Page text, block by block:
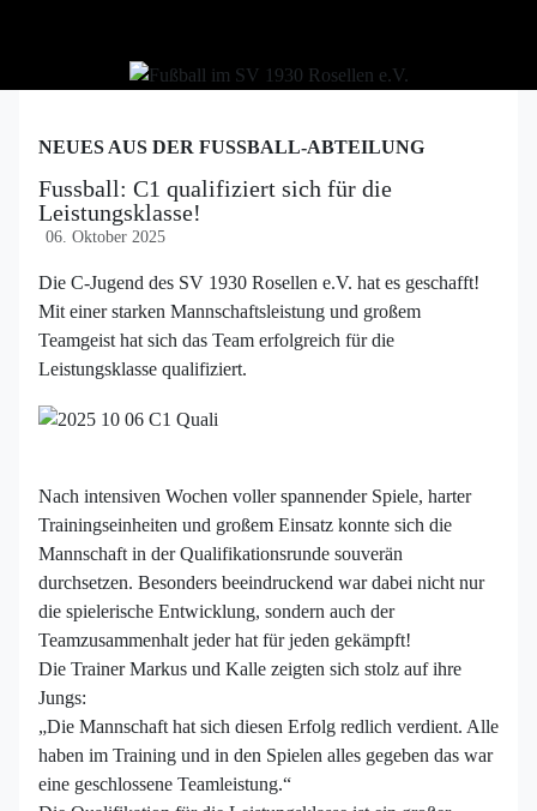
NEUES AUS DER FUSSBALL-ABTEILUNG
Fussball: C1 qualifiziert sich für die
Leistungsklasse!
06. Oktober 2025
Die C-Jugend des SV 1930 Rosellen e.V. hat es geschafft!
Mit einer starken Mannschaftsleistung und großem
Teamgeist hat sich das Team erfolgreich für die
Leistungsklasse qualifiziert.
Nach intensiven Wochen voller spannender Spiele, harter
Trainingseinheiten und großem Einsatz konnte sich die
Mannschaft in der Qualifikationsrunde souverän
durchsetzen. Besonders beeindruckend war dabei nicht nur
die spielerische Entwicklung, sondern auch der
Teamzusammenhalt jeder hat für jeden gekämpft!
Die Trainer Markus und Kalle zeigten sich stolz auf ihre
Jungs:
„Die Mannschaft hat sich diesen Erfolg redlich verdient. Alle
haben im Training und in den Spielen alles gegeben das war
eine geschlossene Teamleistung.“